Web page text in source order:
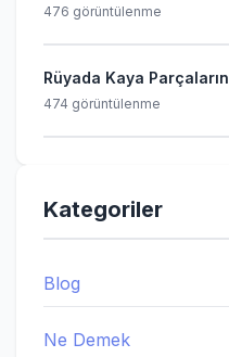
476 görüntülenme
Rüyada Kaya
474 görüntülenme
Kategoriler
Blog
Ne Demek